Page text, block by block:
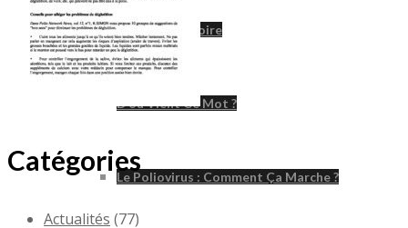
Un Peu D’histoire
D’où Vient Ce Mot ?
Le Poliovirus : Comment Ça Marche ?
Catégories
Actualités (77)